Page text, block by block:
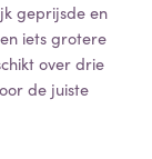
geprijsde en
iets grotere
over drie
de juiste